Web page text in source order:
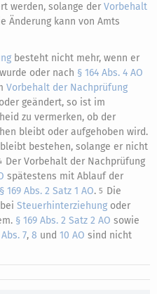
werden, solange der Vorbehalt
Änderung kann von Amts
besteht nicht mehr, wenn er
oder nach § 164 Abs. 4 AO
Vorbehalt der Nachprüfung
geändert, so ist im
zu vermerken, ob der
bleibt oder aufgehoben wird.
bestehen, solange er nicht
Der Vorbehalt der Nachprüfung
spätestens mit Ablauf der
§ 169 Abs. 2 Satz 1 AO. 5 Die
Steuerhinterziehung oder
§ 169 Abs. 2 Satz 2 AO sowie
Abs. 7, 8 und 10 AO sind nicht